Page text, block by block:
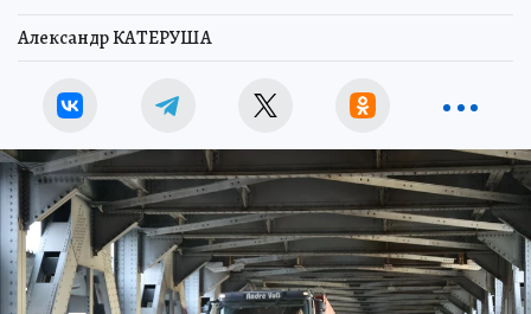
Александр КАТЕРУША